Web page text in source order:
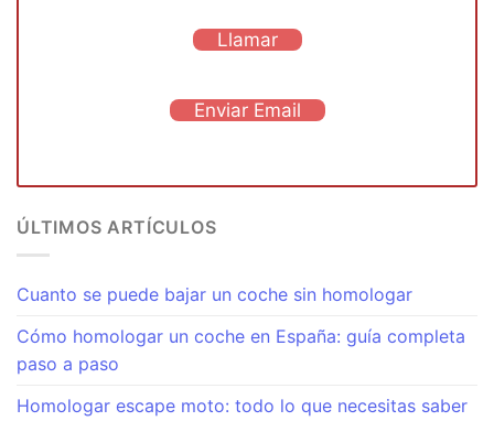
Llamar
Enviar Email
ÚLTIMOS ARTÍCULOS
Cuanto se puede bajar un coche sin homologar
Cómo homologar un coche en España: guía completa
paso a paso
Homologar escape moto: todo lo que necesitas saber